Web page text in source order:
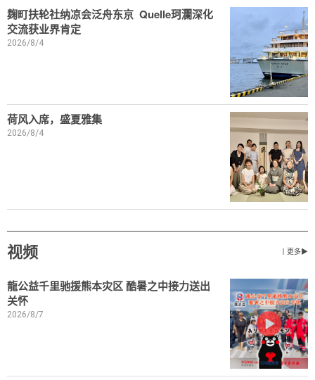
麹町扶轮社纳凉会泛舟东京 Quelle珂瀾深化
交流获业界肯定
2026/8/4
荷风入席，盛夏雅集
2026/8/4
视频 丨更多▶
龍公益千里驰援熊本灾区 酷暑之中接力送出
关怀
2026/8/7